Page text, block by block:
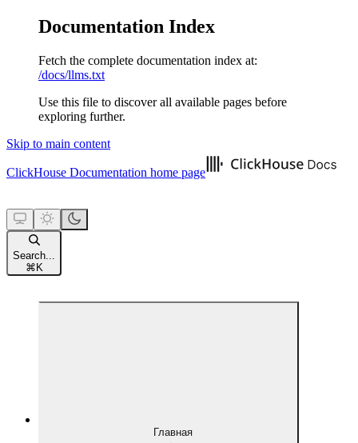
Documentation Index
Fetch the complete documentation index at:
/docs/llms.txt
Use this file to discover all available pages before
exploring further.
Skip to main content
ClickHouse Documentation home page
Search...
⌘ K
Главная